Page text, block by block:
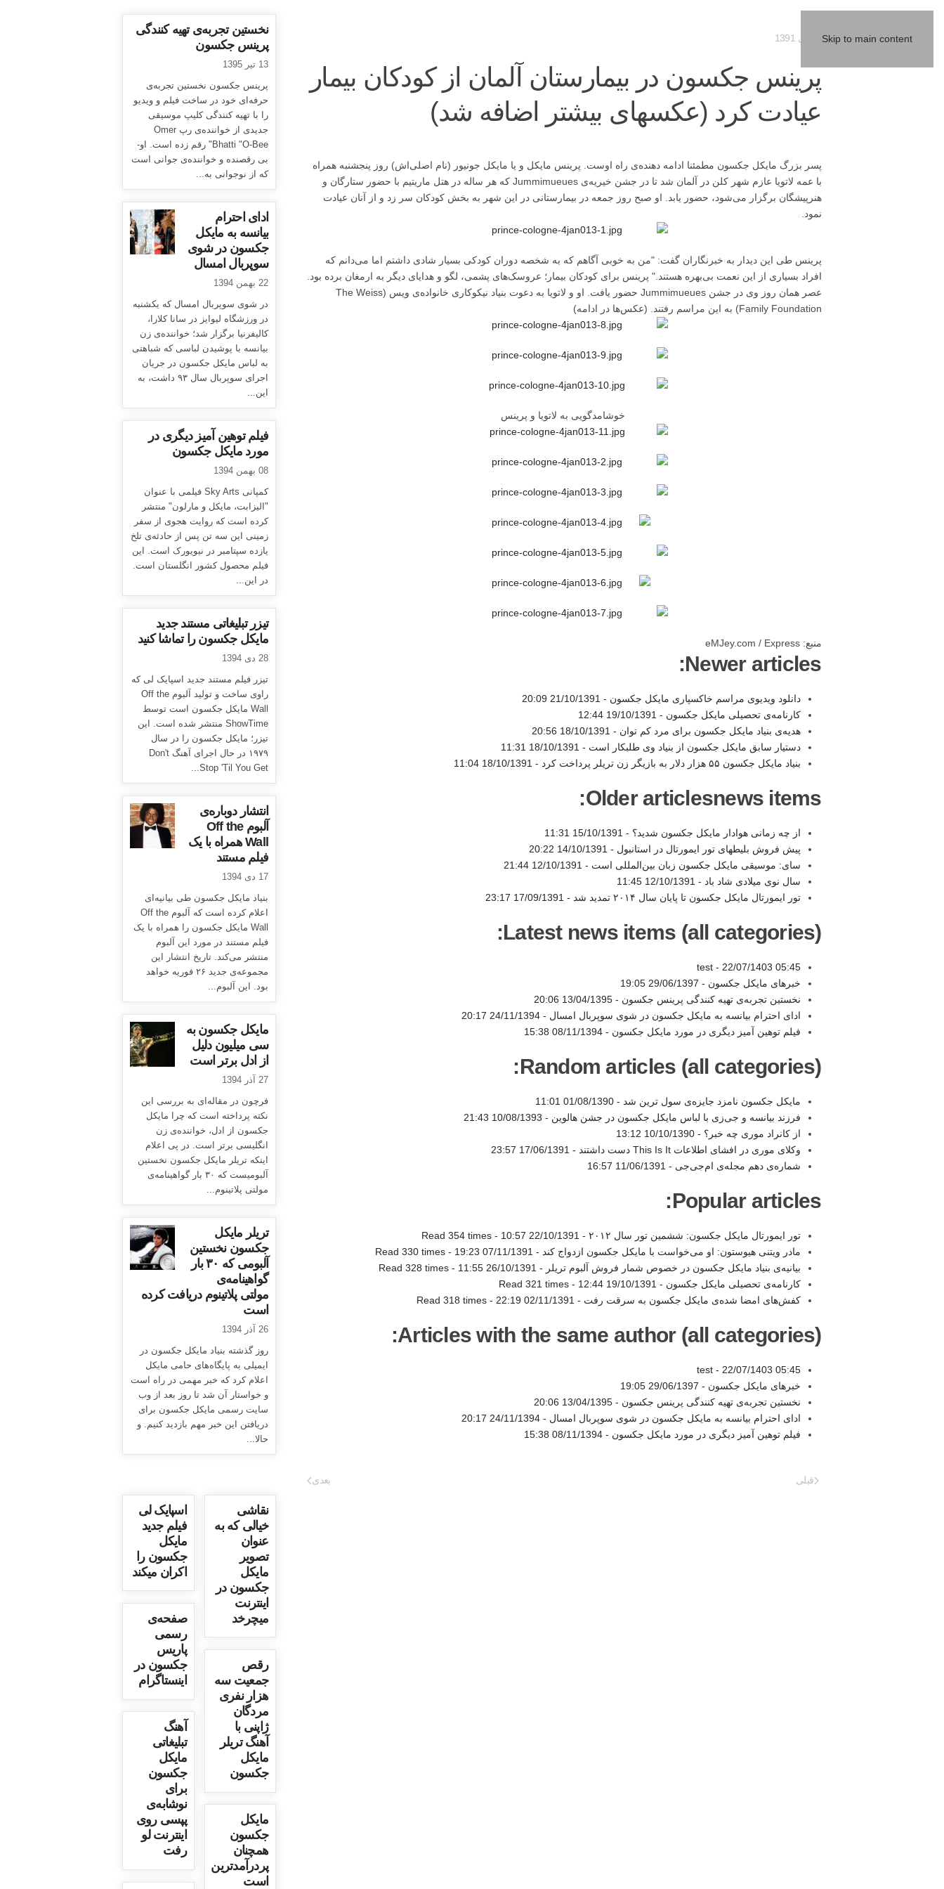
Skip to main content
پرینس جکسون در بیمارستان آلمان از کودکان بیمار
عیادت کرد (عکسهای بیشتر اضافه شد)
پسر بزرگ مایکل جکسون مطمئنا ادامه دهنده‌ی راه اوست. پرینس مایکل و یا مایکل جونیور (نام اصلی‌اش) روز پنجشنبه همراه
با عمه لاتویا عازم شهر کلن در آلمان شد تا در جشن خیریه‌ی Jummimueues که هر ساله در هتل ماریتیم با حضور ستارگان و
هنرپیشگان برگزار می‌شود، حضور یابد. او صبح روز جمعه در بیمارستانی در این شهر به بخش کودکان سر زد و از آنان عیادت
نمود.
پرینس طی این دیدار به خبرنگاران گفت: "من به خوبی آگاهم که به شخصه دوران کودکی بسیار شادی داشتم اما می‌دانم که
افراد بسیاری از این نعمت بی‌بهره‌ هستند." پرینس برای کودکان بیمار؛ عروسک‌های پشمی، لگو و هدایای دیگر به ارمغان برده بود.
عصر همان روز وی در جشن Jummimueues حضور یافت. او و لاتویا به دعوت بنیاد نیکوکاری خانواده‌ی ویس (The Weiss
Family Foundation) به این مراسم رفتند. (عکس‌ها در ادامه)
خوشامدگویی به لاتویا و پرینس
منبع: eMJey.com / Express
Newer articles:
دانلود ویدیوی مراسم خاکسپاری مایکل جکسون - 21/10/1391 20:09
کارنامه‌ی تحصیلی مایکل جکسون - 19/10/1391 12:44
هدیه‌ی بنیاد مایکل جکسون برای مرد کم توان - 18/10/1391 20:56
دستیار سابق مایکل جکسون از بنیاد وی طلبکار است - 18/10/1391 11:31
بنیاد مایکل جکسون ۵۵ هزار دلار به بازیگر زن تریلر پرداخت کرد -
18/10/1391 11:04
Older articlesnews items:
از چه زمانی هوادار مایکل جکسون شدید؟ - 15/10/1391 11:31
پیش فروش بلیطهای تور ایمورتال در استانبول - 14/10/1391 20:22
سای: موسیقی مایکل جکسون زبان بین‌المللی است - 12/10/1391 21:44
سال نوی میلادی شاد باد - 12/10/1391 11:45
تور ایمورتال مایکل جکسون تا پایان سال ۲۰۱۴ تمدید شد -
17/09/1391 23:17
Latest news items (all categories):
test - 22/07/1403 05:45
خبرهای مایکل جکسون - 29/06/1397 19:05
نخستین تجربه‌ی تهیه کنندگی پرینس جکسون -13/04/1395 20:06
ادای احترام بیانسه به مایکل جکسون در شوی سوپربال امسال -24/11/1394 20:17
فیلم توهین آمیز دیگری در مورد مایکل جکسون -08/11/1394 15:38
Random articles (all categories):
مایکل جکسون نامزد جایزه‌ی سول‌ ترین شد -01/08/1390 11:01
فرزند بیانسه و جی‌زی با لباس مایکل جکسون در جشن هالوین - 10/08/1393 21:43
از کانراد موری چه خبر؟ -10/10/1390 13:12
وکلای موری در افشای اطلاعات This Is It دست داشتند -
17/06/1391 23:57
شماره‌ی دهم مجله‌ی ام‌جی‌‌جی - 11/06/1391 16:57
Popular articles:
تور ایمورتال مایکل جکسون: ششمین تور سال ۲۰۱۲ - 22/10/1391 10:57
-
Read 354 times
مادر ویتنی هیوستون: او می‌خواست با مایکل جکسون ازدواج کند - 07/11/1391 19:23
-
Read 330 times
بیانیه‌ی بنیاد مایکل جکسون در خصوص شمار فروش آلبوم تریلر - 26/10/1391 11:55
-
Read 328 times
کارنامه‌ی تحصیلی مایکل جکسون - 19/10/1391 12:44
-
Read 321 times
کفش‌های امضا شده‌ی مایکل جکسون به سرقت رفت - 02/11/1391 22:19
-
Read 318 times
Articles with the same author (all categories):
test - 22/07/1403 05:45
خبرهای مایکل جکسون - 29/06/1397 19:05
نخستین تجربه‌ی تهیه کنندگی پرینس جکسون -13/04/1395 20:06
ادای احترام بیانسه به مایکل جکسون در شوی سوپربال امسال -24/11/1394 20:17
فیلم توهین آمیز دیگری در مورد مایکل جکسون -08/11/1394 15:38
قبلی بعدی
نخستین تجربه‌ی تهیه کنندگی
پرینس جکسون
13 تیر 1395
پرینس جکسون نخستین تجربه‌ی
حرفه‌ای خود در ساخت فیلم و ویدیو
را با تهیه کنندگی کلیپ موسیقی
جدیدی از خواننده‌ی رپ Omer
Bhatti "O-Bee" رقم زده است. او-
بی رقصنده و خواننده‌ی جوانی است
که از نوجوانی به...
ادای احترام
بیانسه به مایکل
جکسون در شوی
سوپربال امسال
22 بهمن 1394
در شوی سوپربال امسال که یکشنبه
در ورزشگاه لیوایز در سانا کلارا،
کالیفرنیا برگزار شد؛ خواننده‌ی زن
بیانسه با پوشیدن لباسی که شباهتی
به لباس مایکل جکسون در جریان
اجرای سوپربال سال ۹۳ داشت، به
این...
فیلم توهین آمیز دیگری در
مورد مایکل جکسون
08 بهمن 1394
کمپانی Sky Arts فیلمی با عنوان
"الیزابت، مایکل و مارلون" منتشر
کرده است که روایت هجوی از سفر
زمینی این سه تن پس از حادثه‌ی تلخ
یازده سپتامبر در نیویورک است. این
فیلم محصول کشور انگلستان است.
در این...
تیزر تبلیغاتی مستند جدید
مایکل جکسون را تماشا کنید
28 دی 1394
تیزر فیلم مستند جدید اسپایک لی که
راوی ساخت و تولید آلبوم Off the
Wall مایکل جکسون است توسط
ShowTime منتشر شده است. این
تیزر؛ مایکل جکسون را در سال
۱۹۷۹ در حال اجرای آهنگ Don't
Stop 'Til You Get...
انتشار دوباره‌ی
آلبوم Off the
Wall همراه با یک
فیلم مستند
17 دی 1394
بنیاد مایکل جکسون طی بیانیه‌ای
اعلام کرده است که آلبوم Off the
Wall مایکل جکسون را همراه با یک
فیلم مستند در مورد این آلبوم
منتشر می‌کند. تاریخ انتشار این
مجموعه‌ی جدید ۲۶ فوریه خواهد
بود. این آلبوم...
مایکل جکسون به
سی میلیون دلیل
از ادل برتر است
27 آذر 1394
فرچون در مقاله‌ای به بررسی این
نکته پرداخته است که چرا مایکل
جکسون از ادل، خواننده‌ی زن
انگلیسی برتر است. در پی اعلام
اینکه تریلر مایکل جکسون نخستین
آلبومیست که ۳۰ بار گواهینامه‌ی
مولتی پلاتینوم...
تریلر مایکل
جکسون نخستین
آلبومی که ۳۰ بار
گواهینامه‌ی
مولتی پلاتینوم دریافت کرده
است
26 آذر 1394
روز گذشته بنیاد مایکل جکسون در
ایمیلی به پایگاه‌های حامی مایکل
اعلام کرد که خبر مهمی در راه است
و خواستار آن شد تا روز بعد از وب
سایت رسمی مایکل جکسون برای
دریافتن این خبر مهم بازدید کنیم. و
حالا...
اسپایک لی
فیلم جدید
مایکل
جکسون را
اکران میکند
نقاشی
خیالی که به
عنوان
تصویر
مایکل
جکسون در
اینترنت
میچرخد
صفحه‌ی
رسمی
پاریس
جکسون در
اینستاگرام
رقص
جمعیت سه
هزار نفری
مردگان
ژاپنی با
آهنگ تریلر
مایکل
جکسون
آهنگ
تبلیغاتی
مایکل
جکسون
برای
نوشابه‌ی
پپسی روی
اینترنت لو
رفت
مایکل
جکسون
همچنان
پردرآمدترین
است